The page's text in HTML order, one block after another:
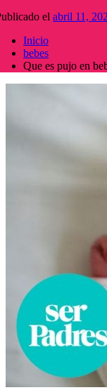
el abril 11,
Inicio
bebes
Que es pujo en